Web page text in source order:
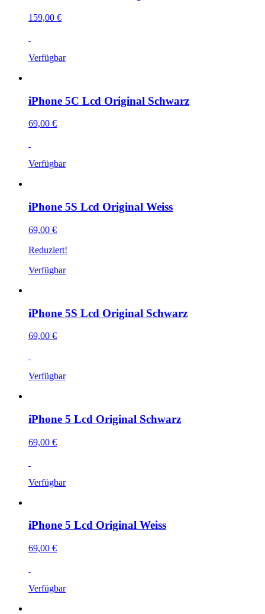
159,00 €
Verfügbar
iPhone 5C Lcd Original Schwarz
69,00 €
Verfügbar
iPhone 5S Lcd Original Weiss
69,00 €
Reduziert!
Verfügbar
iPhone 5S Lcd Original Schwarz
69,00 €
Verfügbar
iPhone 5 Lcd Original Schwarz
69,00 €
Verfügbar
iPhone 5 Lcd Original Weiss
69,00 €
Verfügbar